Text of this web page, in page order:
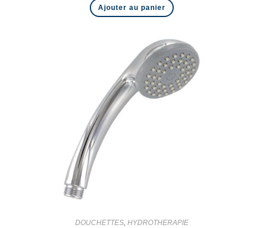
Ajouter au panier
DOUCHETTES, HYDROTHERAPIE